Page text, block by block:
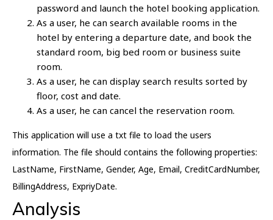
password and launch the hotel booking application.
As a user, he can search available rooms in the
hotel by entering a departure date, and book the
standard room, big bed room or business suite
room.
As a user, he can display search results sorted by
floor, cost and date.
As a user, he can cancel the reservation room.
This application will use a txt file to load the users
information. The file should contains the following properties:
LastName, FirstName, Gender, Age, Email, CreditCardNumber,
BillingAddress, ExpriyDate.
Analysis